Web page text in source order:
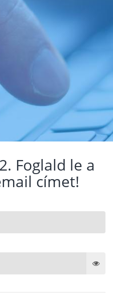
Foglald le a
címet!